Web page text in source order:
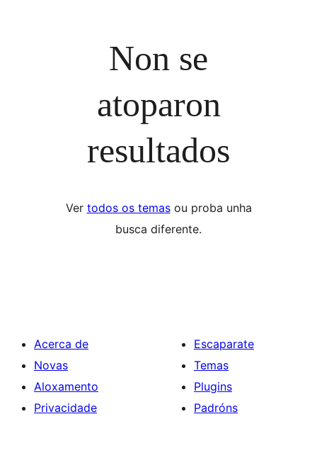
Non se
atoparon
resultados
Ver todos os temasou proba unha
busca diferente.
Acerca de
Novas
Aloxamento
Privacidade
Escaparate
Temas
Plugins
Padróns